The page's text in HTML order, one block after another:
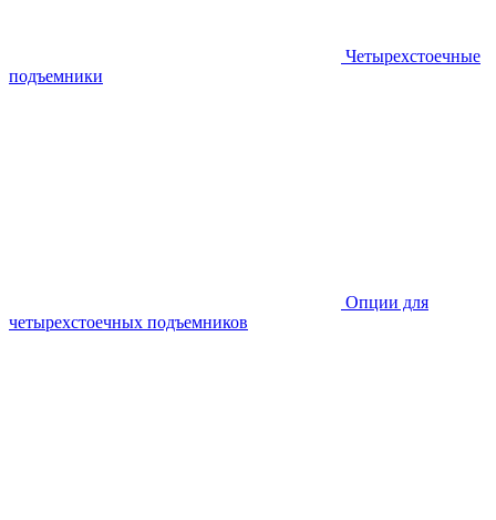
Четырехстоечные
подъемники
Опции для
четырехстоечных подъемников